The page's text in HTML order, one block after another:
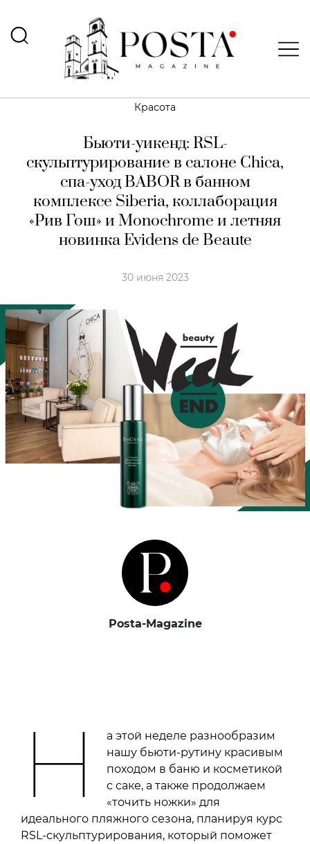
Красота
Бьюти-уикенд: RSL-
скульптурирование в салоне Chica,
спа-уход BABOR в банном
комплексе Siberia, коллаборация
«Рив Гош» и Monochrome и летняя
новинка Evidens de Beaute
30 июня 2023
Posta-Magazine
Н
а этой неделе разнообразим
нашу бьюти-рутину красивым
походом в баню и косметикой
с саке, а также продолжаем
«точить ножки» для
идеального пляжного сезона, планируя курс
RSL-скульптурирования, который поможет